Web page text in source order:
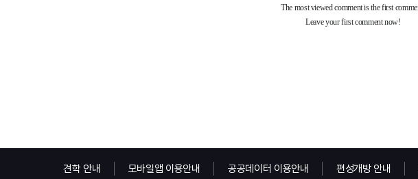
견학 안내 모바일앱 이용안내 공공데이터 이용안내 편성개방 안내